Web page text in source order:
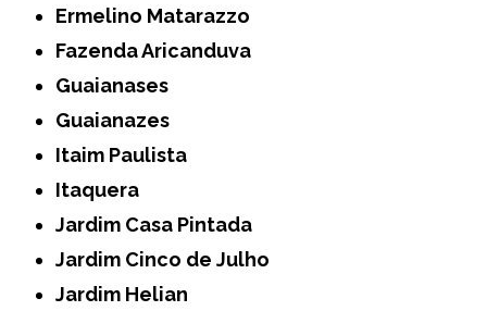
Ermelino Matarazzo
Fazenda Aricanduva
Guaianases
Guaianazes
Itaim Paulista
Itaquera
Jardim Casa Pintada
Jardim Cinco de Julho
Jardim Helian